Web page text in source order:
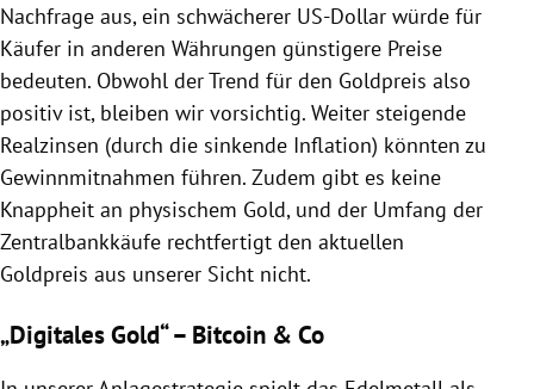
Nachfrage aus, ein schwächerer US-Dollar würde für
Käufer in anderen Währungen günstigere Preise
bedeuten. Obwohl der Trend für den Goldpreis also
positiv ist, bleiben wir vorsichtig. Weiter steigende
Realzinsen (durch die sinkende Inflation) könnten zu
Gewinnmitnahmen führen. Zudem gibt es keine
Knappheit an physischem Gold, und der Umfang der
Zentralbankkäufe rechtfertigt den aktuellen
Goldpreis aus unserer Sicht nicht.
„Digitales Gold“ – Bitcoin & Co